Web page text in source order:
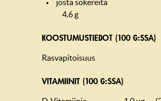
josta sokereita
4.6 g
KOOSTUMUS­TIEDOT (100 G:SSA)
Rasvapitoisuus
VITAMIINIT (100 G:SSA)